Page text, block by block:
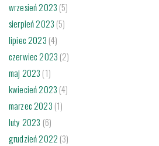
wrzesień 2023 (5)
sierpień 2023 (5)
lipiec 2023 (4)
czerwiec 2023 (2)
maj 2023 (1)
kwiecień 2023 (4)
marzec 2023 (1)
luty 2023 (6)
grudzień 2022 (3)